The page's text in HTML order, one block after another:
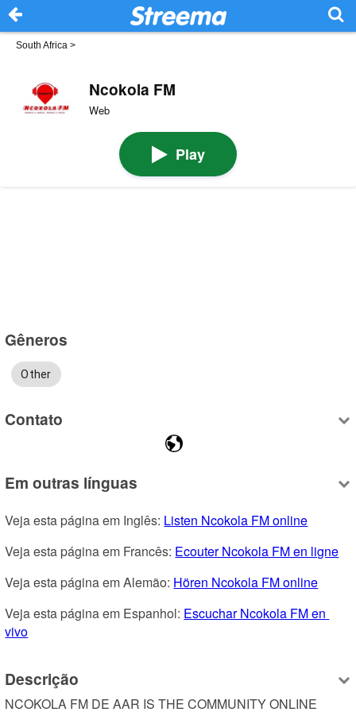
South Africa >
Ncokola FM
Web
Play
Gêneros
Other
Contato
Em outras línguas
Veja esta página em Inglês: Listen Ncokola FM online
Veja esta página em Francês: Ecouter Ncokola FM en ligne
Veja esta página em Alemão: Hören Ncokola FM online
Veja esta página em Espanhol: Escuchar Ncokola FM en
vivo
Descrição
NCOKOLA FM DE AAR IS THE COMMUNITY ONLINE